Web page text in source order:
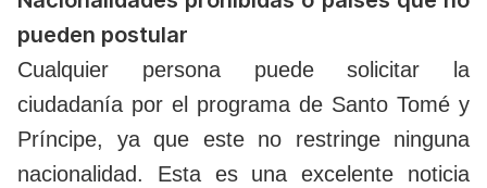
pueden postular
Cualquier persona puede solicitar la
ciudadanía por el programa de Santo Tomé y
Príncipe, ya que este no restringe ninguna
nacionalidad. Esta es una excelente noticia